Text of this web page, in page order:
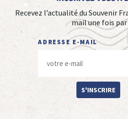
Recevez l’actualité du Souvenir
mail une fois
ADRESSE E-MAIL
S'INSCRIRE